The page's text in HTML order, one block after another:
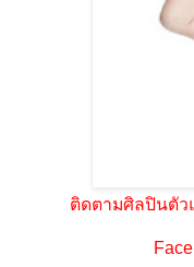
ติดตามศิลปินตัว